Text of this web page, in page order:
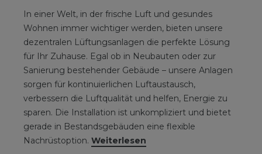
In einer Welt, in der frische Luft und gesundes
Wohnen immer wichtiger werden, bieten unsere
dezentralen Lüftungsanlagen die perfekte Lösung
für Ihr Zuhause. Egal ob in Neubauten oder zur
Sanierung bestehender Gebäude – unsere Anlagen
sorgen für kontinuierlichen Luftaustausch,
verbessern die Luftqualität und helfen, Energie zu
sparen. Die Installation ist unkompliziert und bietet
gerade in Bestandsgebäuden eine flexible
Nachrüstoption. Weiterlesen